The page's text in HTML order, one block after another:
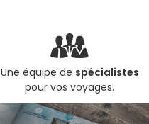
Une équipe de spécialistes
pour vos voyages.